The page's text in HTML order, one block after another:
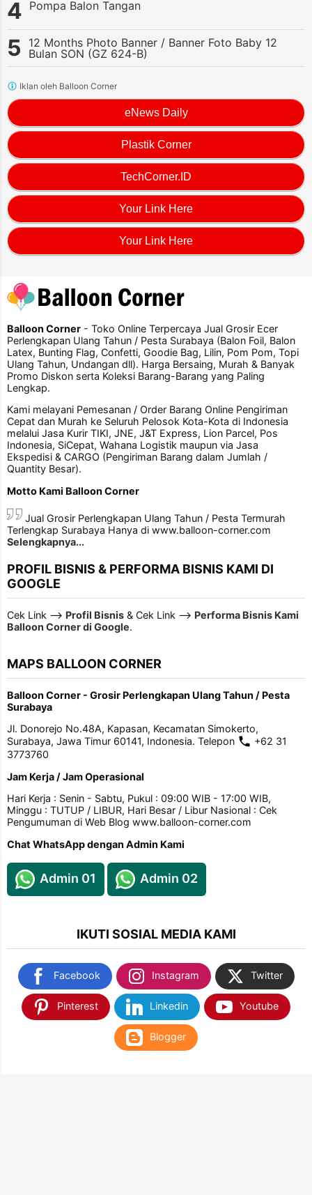
Pompa Balon Tangan
12 Months Photo Banner / Banner Foto Baby 12
Bulan SON (GZ 624-B)
eNews Daily
Plastik Corner
TechCorner.ID
Your Link Here
Your Link Here
Iklan oleh Balloon Corner
Balloon Corner - Toko Online Terpercaya Jual Grosir Ecer
Perlengkapan Ulang Tahun / Pesta Surabaya (Balon Foil, Balon
Latex, Bunting Flag, Confetti, Goodie Bag, Lilin, Pom Pom, Topi
Ulang Tahun, Undangan dll). Harga Bersaing, Murah & Banyak
Promo Diskon serta Koleksi Barang-Barang yang Paling
Lengkap.
Kami melayani Pemesanan / Order Barang Online Pengiriman
Cepat dan Murah ke Seluruh Pelosok Kota-Kota di Indonesia
melalui Jasa Kurir TIKI, JNE, J&T Express, Lion Parcel, Pos
Indonesia, SiCepat, Wahana Logistik maupun via Jasa
Ekspedisi & CARGO (Pengiriman Barang dalam Jumlah /
Quantity Besar).
Motto Kami Balloon Corner
Jual Grosir Perlengkapan Ulang Tahun / Pesta Termurah
Terlengkap Surabaya Hanya di www.balloon-corner.com
Selengkapnya...
PROFIL BISNIS & PERFORMA BISNIS KAMI DI
GOOGLE
Cek Link --> Profil Bisnis & Cek Link --> Performa Bisnis Kami
Balloon Corner di Google.
MAPS BALLOON CORNER
Balloon Corner - Grosir Perlengkapan Ulang Tahun / Pesta
Surabaya
Jl. Donorejo No.48A, Kapasan, Kecamatan Simokerto,
Surabaya, Jawa Timur 60141, Indonesia. Telepon
+62 31
3773760
Jam Kerja / Jam Operasional
Hari Kerja : Senin - Sabtu, Pukul : 09:00 WIB - 17:00 WIB,
Minggu : TUTUP / LIBUR, Hari Besar / Libur Nasional : Cek
Pengumuman di Web Blog www.balloon-corner.com
Chat WhatsApp dengan Admin Kami
Admin 01 Admin 02
IKUTI SOSIAL MEDIA KAMI
Facebook Instagram Twitter
Pinterest Linkedin Youtube
Blogger